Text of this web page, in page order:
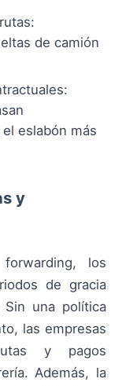
de camión
eslabón más
y
los
de gracia
Sin una política
las empresas
y pagos
Además, la